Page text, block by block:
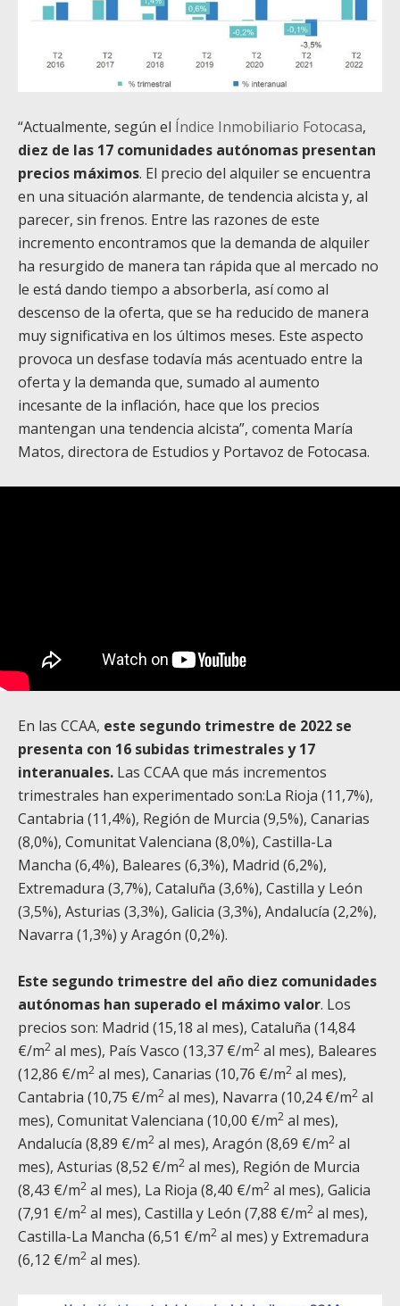
“Actualmente, según el Índice Inmobiliario Fotocasa,
diez de las 17 comunidades autónomas presentan
precios máximos. El precio del alquiler se encuentra
en una situación alarmante, de tendencia alcista y, al
parecer, sin frenos. Entre las razones de este
incremento encontramos que la demanda de alquiler
ha resurgido de manera tan rápida que al mercado no
le está dando tiempo a absorberla, así como al
descenso de la oferta, que se ha reducido de manera
muy significativa en los últimos meses. Este aspecto
provoca un desfase todavía más acentuado entre la
oferta y la demanda que, sumado al aumento
incesante de la inflación, hace que los precios
mantengan una tendencia alcista”, comenta María
Matos, directora de Estudios y Portavoz de Fotocasa.
En las CCAA, este segundo trimestre de 2022 se
presenta con 16 subidas trimestrales y 17
interanuales. Las CCAA que más incrementos
trimestrales han experimentado son:La Rioja (11,7%),
Cantabria (11,4%), Región de Murcia (9,5%), Canarias
(8,0%), Comunitat Valenciana (8,0%), Castilla-La
Mancha (6,4%), Baleares (6,3%), Madrid (6,2%),
Extremadura (3,7%), Cataluña (3,6%), Castilla y León
(3,5%), Asturias (3,3%), Galicia (3,3%), Andalucía (2,2%),
Navarra (1,3%) y Aragón (0,2%).
Este segundo trimestre del año diez comunidades
autónomas han superado el máximo valor. Los
precios son: Madrid (15,18 al mes), Cataluña (14,84
€/m2 al mes), País Vasco (13,37 €/m2 al mes), Baleares
(12,86 €/m2 al mes), Canarias (10,76 €/m2 al mes),
Cantabria (10,75 €/m2 al mes), Navarra (10,24 €/m2 al
mes), Comunitat Valenciana (10,00 €/m2 al mes),
Andalucía (8,89 €/m2 al mes), Aragón (8,69 €/m2 al
mes), Asturias (8,52 €/m2 al mes), Región de Murcia
(8,43 €/m2 al mes), La Rioja (8,40 €/m2 al mes), Galicia
(7,91 €/m2 al mes), Castilla y León (7,88 €/m2 al mes),
Castilla-La Mancha (6,51 €/m2 al mes) y Extremadura
(6,12 €/m2 al mes).